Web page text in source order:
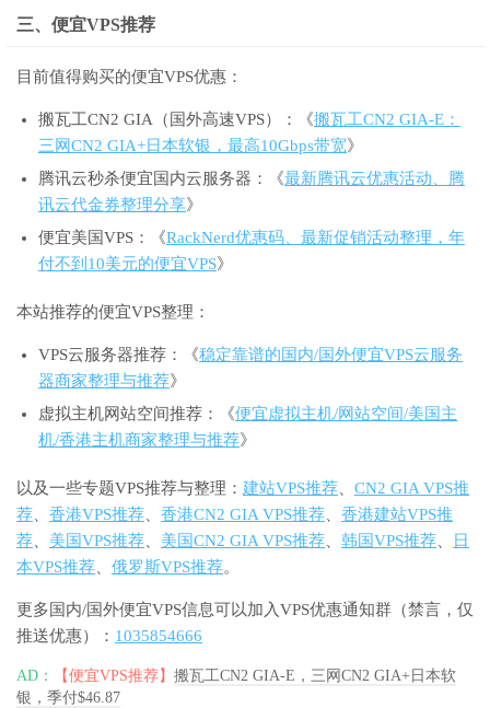
三、便宜VPS推荐
目前值得购买的便宜VPS优惠：
搬瓦工CN2 GIA（国外高速VPS）：《搬瓦工CN2 GIA-E：
三网CN2 GIA+日本软银，最高10Gbps带宽》
腾讯云秒杀便宜国内云服务器：《最新腾讯云优惠活动、腾
讯云代金券整理分享》
便宜美国VPS：《RackNerd优惠码、最新促销活动整理，年
付不到10美元的便宜VPS》
本站推荐的便宜VPS整理：
VPS云服务器推荐：《稳定靠谱的国内/国外便宜VPS云服务
器商家整理与推荐》
虚拟主机网站空间推荐：《便宜虚拟主机/网站空间/美国主
机/香港主机商家整理与推荐》
以及一些专题VPS推荐与整理： 建站VPS推荐、 CN2 GIA VPS推
荐、 香港VPS推荐、 香港CN2 GIA VPS推荐、 香港建站VPS推
荐、 美国VPS推荐、 美国CN2 GIA VPS推荐、 韩国VPS推荐、
日
本VPS推荐、 俄罗斯VPS推荐。
更多国内/国外便宜VPS信息可以加入VPS优惠通知群（禁言，仅
推送优惠）： 1035854666
AD： 【便宜VPS推荐】 搬瓦工CN2 GIA-E，三网CN2 GIA+日本软
银，季付$46.87